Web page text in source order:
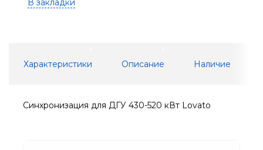
В закладки
Характеристики Описание Наличие
Синхронизация для ДГУ 430-520 кВт Lovato